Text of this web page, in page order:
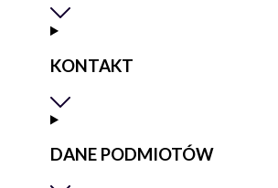
KONTAKT
DANE PODMIOTÓW